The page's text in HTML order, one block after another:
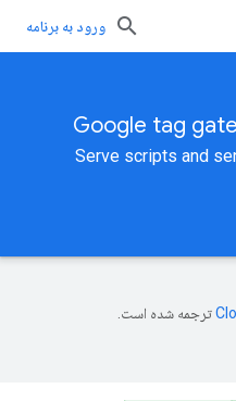
ورود به برنامه
Google tag
Serve scripts and
ترجمه شده است.